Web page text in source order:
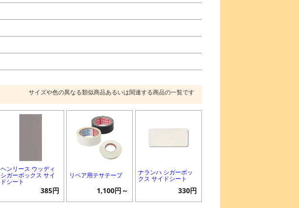
サイズや色の異なる類似商品あるいは関連する商品の一覧です
ヘンリース ウッディ
シガーボックス サイ
ドシート
385円
リペア用テサテープ
1,100円～
ナランハ シガーボッ
クス サイドシート
330円